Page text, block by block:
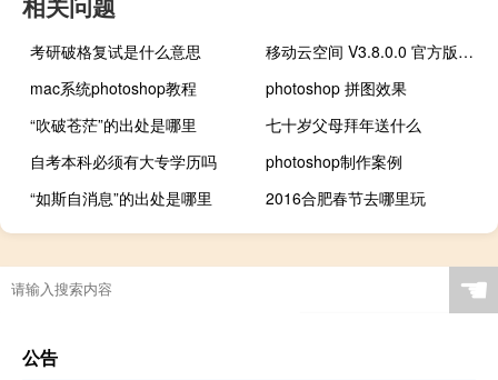
考研破格复试是什么意思
移动云空间 V3.8.0.0 官方版（移动云空间 V3.8.0.0 官方版功能简介）
mac系统photoshop教程
photoshop 拼图效果
“吹破苍茫”的出处是哪里
七十岁父母拜年送什么
自考本科必须有大专学历吗
photoshop制作案例
“如斯自消息”的出处是哪里
2016合肥春节去哪里玩
☚
公告